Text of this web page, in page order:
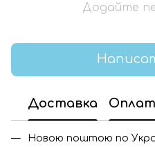
Додайте
Доставка
Новою поштою по